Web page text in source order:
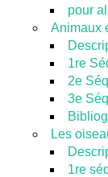
pour
Animaux
1re
2e
3e
Les
1re